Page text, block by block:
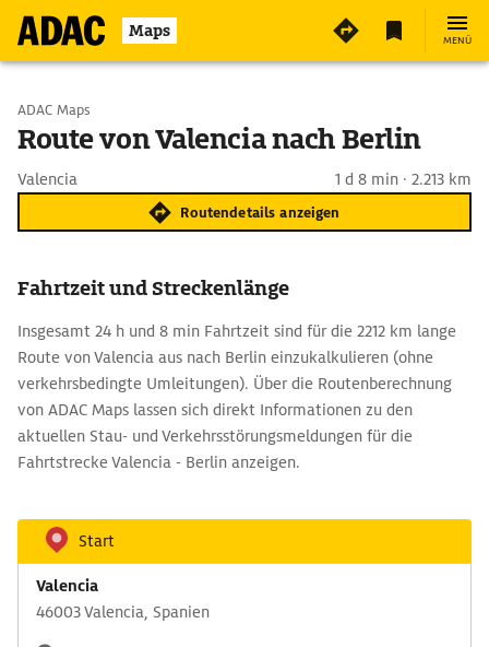
Maps MENÜ
Start wählen
ADAC Maps
Route von Valencia nach Berlin
Valencia 1 d 8 min · 2.213 km
Routendetails anzeigen
Fahrtzeit und Streckenlänge
Insgesamt 24 h und 8 min Fahrtzeit sind für die 2212 km lange
Route von Valencia aus nach Berlin einzukalkulieren (ohne
verkehrsbedingte Umleitungen). Über die Routenberechnung
von ADAC Maps lassen sich direkt Informationen zu den
aktuellen Stau- und Verkehrsstörungsmeldungen für die
Fahrtstrecke Valencia - Berlin anzeigen.
Start
Valencia
46003 Valencia, Spanien